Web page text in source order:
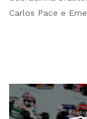
Carlos Pace e